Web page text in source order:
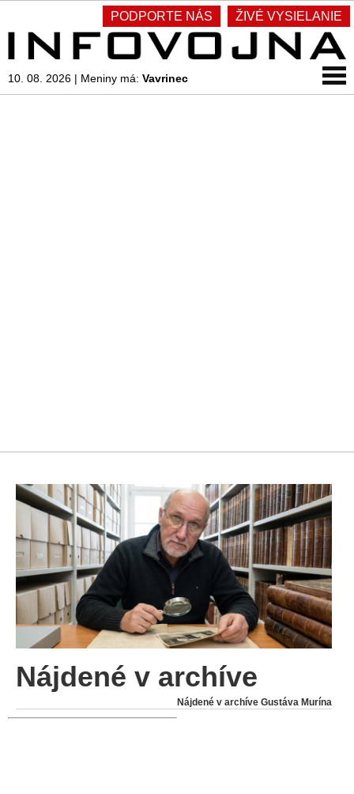
PODPORTE NÁS ŽIVÉ VYSIELANIE
10. 08. 2026 | Meniny má: Vavrinec
Nájdené v archíve
Nájdené v archíve Gustáva Murína